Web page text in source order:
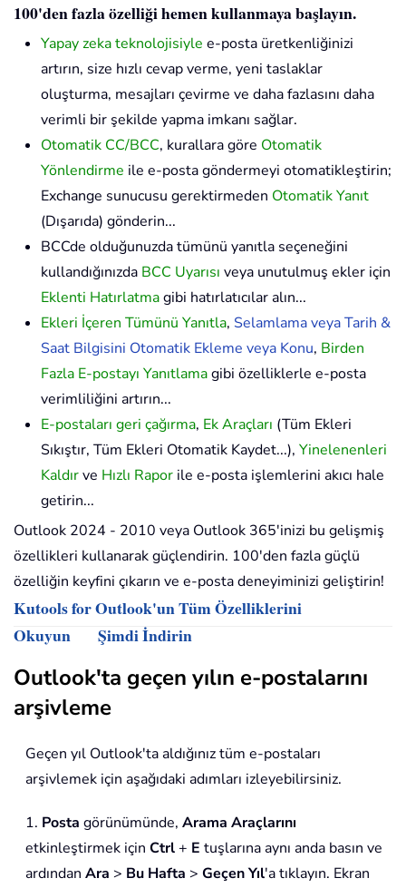
100'den fazla özelliği hemen kullanmaya başlayın.
Yapay zeka teknolojisiyle e-posta üretkenliğinizi
artırın, size hızlı cevap verme, yeni taslaklar
oluşturma, mesajları çevirme ve daha fazlasını daha
verimli bir şekilde yapma imkanı sağlar.
Otomatik CC/BCC, kurallara göre Otomatik
Yönlendirme ile e-posta göndermeyi otomatikleştirin;
Exchange sunucusu gerektirmeden Otomatik Yanıt
(Dışarıda) gönderin...
BCCde olduğunuzda tümünü yanıtla seçeneğini
kullandığınızda BCC Uyarısı veya unutulmuş ekler için
Eklenti Hatırlatmagibi hatırlatıcılar alın...
Ekleri İçeren Tümünü Yanıtla, Selamlama veya Tarih &
Saat Bilgisini Otomatik Ekleme veya Konu, Birden
Fazla E-postayı Yanıtlamagibi özelliklerle e-posta
verimliliğini artırın...
E-postaları geri çağırma, Ek Araçları (Tüm Ekleri
Sıkıştır, Tüm Ekleri Otomatik Kaydet...), Yinelenenleri
Kaldırve Hızlı Rapor ile e-posta işlemlerini akıcı hale
getirin...
Outlook 2024 - 2010 veya Outlook 365'inizi bu gelişmiş
özellikleri kullanarak güçlendirin. 100'den fazla güçlü
özelliğin keyfini çıkarın ve e-posta deneyiminizi geliştirin!
Kutools for Outlook'un Tüm Özelliklerini
Okuyun
Şimdi İndirin
Outlook'ta geçen yılın e-postalarını
arşivleme
Geçen yıl Outlook'ta aldığınız tüm e-postaları
arşivlemek için aşağıdaki adımları izleyebilirsiniz.
1. Posta görünümünde, Arama Araçlarını
etkinleştirmek için Ctrl+ E tuşlarına aynı anda basın ve
ardından Ara > Bu Hafta > Geçen Yıl'a tıklayın. Ekran